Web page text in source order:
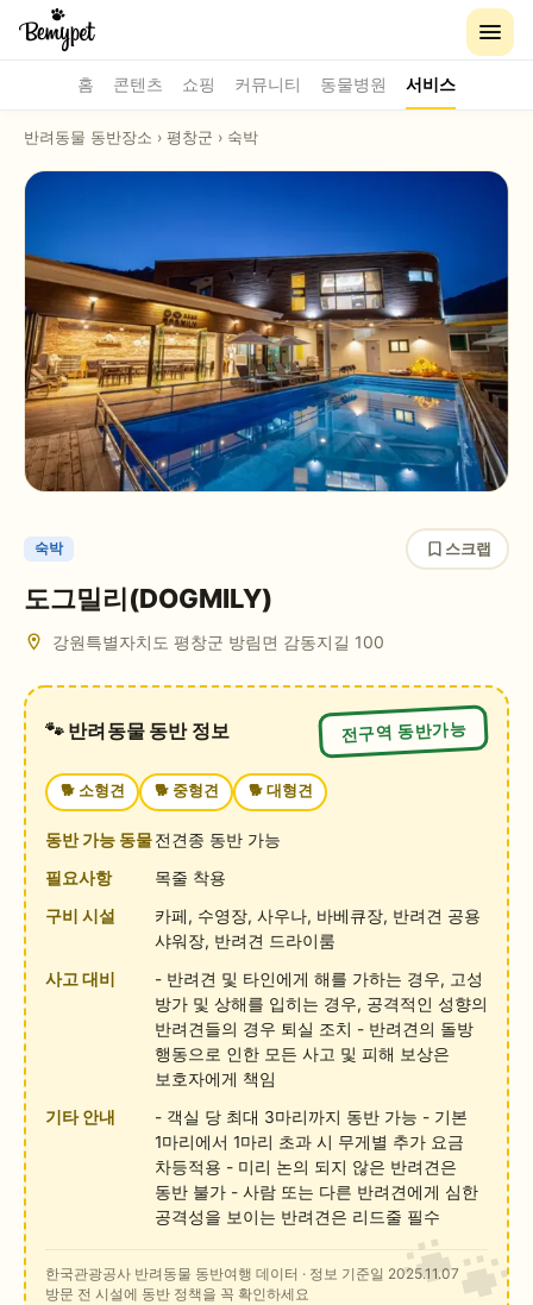
홈 콘텐츠 쇼핑 커뮤니티 동물병원 서비스
반려동물 동반장소 › 평창군 › 숙박
숙박 스크랩
도그밀리(DOGMILY)
강원특별자치도 평창군 방림면 감동지길 100
🐾 반려동물 동반 정보 전구역 동반가능
🐕 소형견 🐕 중형견 🐕 대형견
동반 가능 동물전견종 동반 가능
필요사항
목줄 착용
구비 시설
카페, 수영장, 사우나, 바베큐장, 반려견 공용
샤워장, 반려견 드라이룸
사고 대비
- 반려견 및 타인에게 해를 가하는 경우, 고성
방가 및 상해를 입히는 경우, 공격적인 성향의
반려견들의 경우 퇴실 조치 - 반려견의 돌방
행동으로 인한 모든 사고 및 피해 보상은
보호자에게 책임
기타 안내
- 객실 당 최대 3마리까지 동반 가능 - 기본
1마리에서 1마리 초과 시 무게별 추가 요금
차등적용 - 미리 논의 되지 않은 반려견은
동반 불가 - 사람 또는 다른 반려견에게 심한
공격성을 보이는 반려견은 리드줄 필수
한국관광공사 반려동물 동반여행 데이터 · 정보 기준일 2025.11.07
방문 전 시설에 동반 정책을 꼭 확인하세요